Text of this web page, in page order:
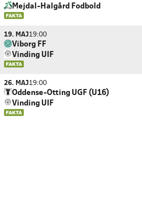
Mejdal-Halgård Fodbold
19. MAJ19:00
Viborg FF
Vinding UIF
26. MAJ19:00
Oddense-Otting UGF (U16)
Vinding UIF